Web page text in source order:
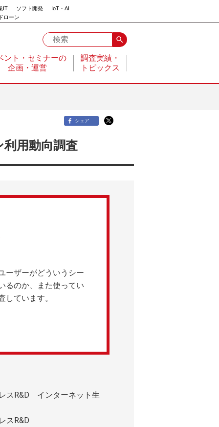
IT ソフト開発
IoT・AI
ローン
search
ント・セミナーの
企画・運営
調査実績・
トピックス
シェア
用動向調査
ーザーがどういうシー
るのか、また使ってい
ています。
スR&D インターネット生
スR&D